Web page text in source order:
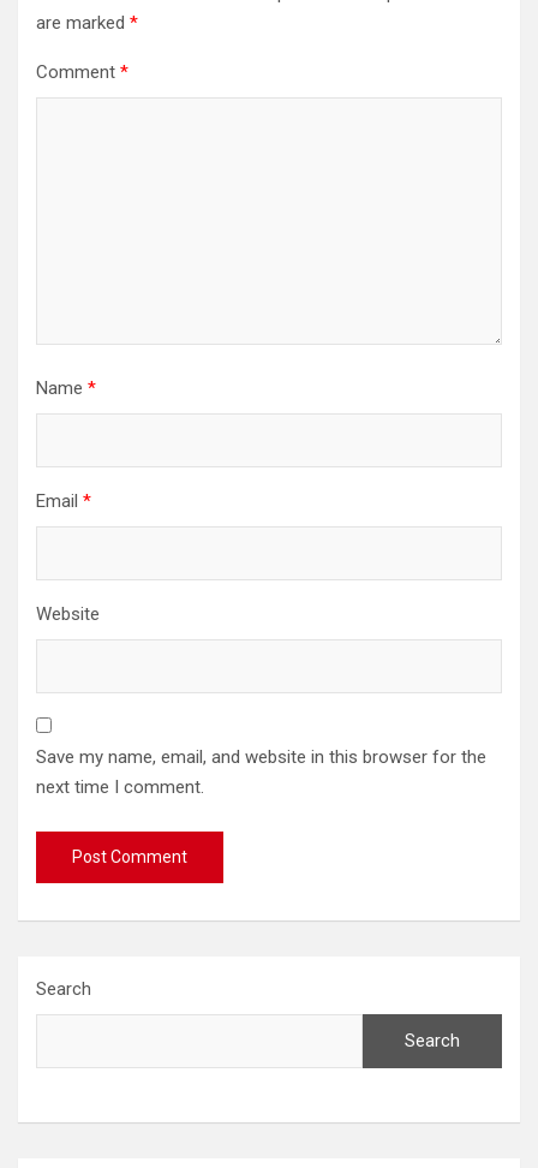
are marked *
Comment *
Name *
Email *
Website
Save my name, email, and website in this browser for the
next time I comment.
Search
Search